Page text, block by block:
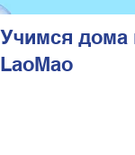
Учимся дома
LaoMao